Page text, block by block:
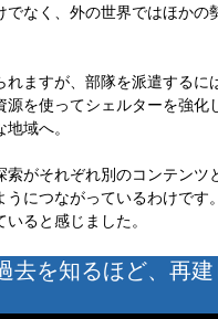
でなく、外の世界ではほかの
ますが、部隊を派遣するに
源を使ってシェルターを強化
域へ。
がそれぞれ別のコンテンツ
うにつながっているわけです
ると感じました。
去を知るほど、再